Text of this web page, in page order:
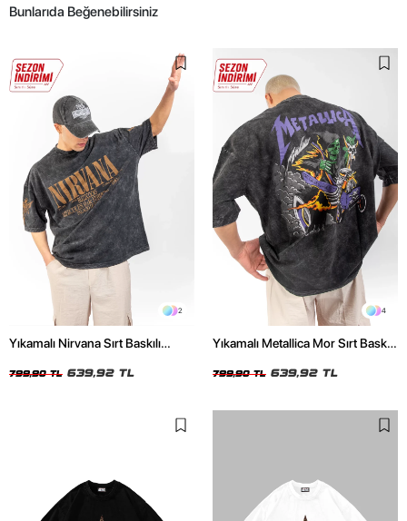
Bunlarıda Beğenebilirsiniz
2
Yıkamalı Nirvana Sırt Baskılı
799,90 TL 639,92 TL
4
Yıkamalı Metallica Mor Sırt Baskılı
799,90 TL 639,92 TL